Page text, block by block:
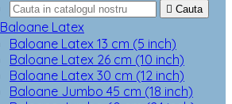
 Cauta
Baloane Latex
Baloane Latex 13 cm (5 inch)
Baloane Latex 26 cm (10 inch)
Baloane Latex 30 cm (12 inch)
Baloane Jumbo 45 cm (18 inch)